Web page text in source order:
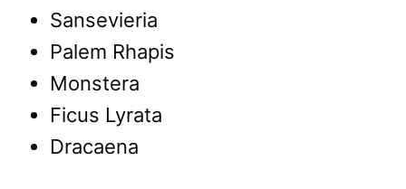
Sansevieria
Palem Rhapis
Monstera
Ficus Lyrata
Dracaena